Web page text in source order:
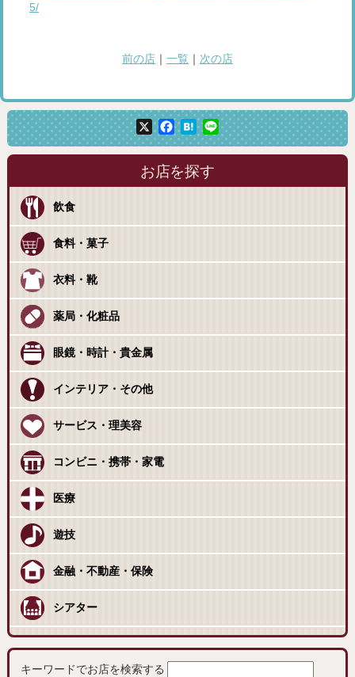
5/
前の店 ｜一覧 ｜ 次の店
X Facebook
Hatena
Line
お店を探す
飲食
食料・菓子
衣料・靴
薬局・化粧品
眼鏡・時計・貴金属
インテリア・その他
サービス・理美容
コンビニ・携帯・家電
医療
遊技
金融・不動産・保険
シアター
キーワードでお店を検索する